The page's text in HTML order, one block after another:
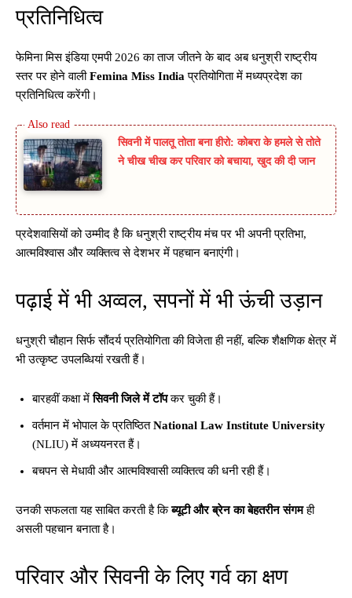
प्रतिनिधित्व
फेमिना मिस इंडिया एमपी 2026 का ताज जीतने के बाद अब धनुश्री राष्ट्रीय
स्तर पर होने वालीFemina Miss India प्रतियोगिता में मध्यप्रदेश का
प्रतिनिधित्व करेंगी।
सिवनी में पालतू तोता बना हीरो: कोबरा के हमले से तोते
ने चीख चीख कर परिवार को बचाया, खुद की दी जान
प्रदेशवासियों को उम्मीद है कि धनुश्री राष्ट्रीय मंच पर भी अपनी प्रतिभा,
आत्मविश्वास और व्यक्तित्व से देशभर में पहचान बनाएंगी।
पढ़ाई में भी अव्वल, सपनों में भी ऊंची उड़ान
धनुश्री चौहान सिर्फ सौंदर्य प्रतियोगिता की विजेता ही नहीं, बल्कि शैक्षणिक क्षेत्र में
भी उत्कृष्ट उपलब्धियां रखती हैं।
बारहवीं कक्षा मेंसिवनी जिले में टॉपकर चुकी हैं।
वर्तमान में भोपाल के प्रतिष्ठितNational Law Institute University
(NLIU) में अध्ययनरत हैं।
बचपन से मेधावी और आत्मविश्वासी व्यक्तित्व की धनी रही हैं।
उनकी सफलता यह साबित करती है किब्यूटी और ब्रेन का बेहतरीन संगमही
असली पहचान बनाता है।
परिवार और सिवनी के लिए गर्व का क्षण